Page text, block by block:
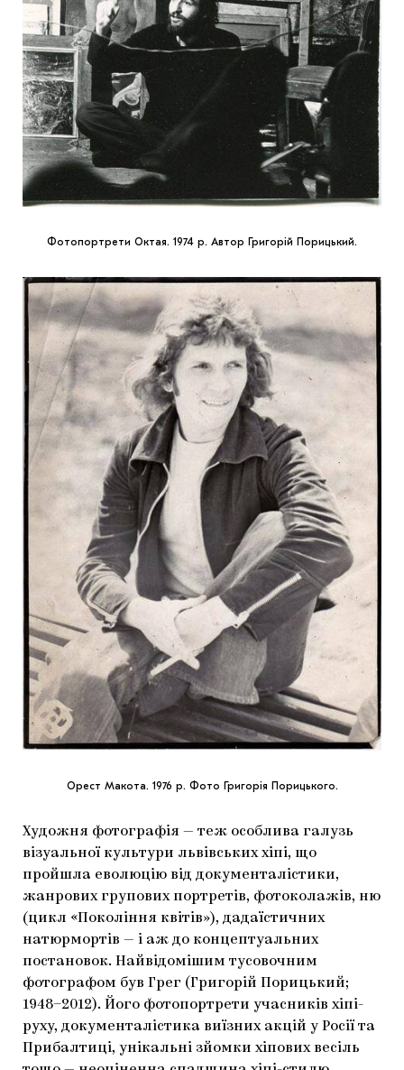
Фотопортрети Октая. 1974 р. Автор Григорій Порицький.
Орест Макота. 1976 р. Фото Григорія Порицького.
Художня фотографія — теж особлива галузь
візуальної культури львівських хіпі, що
пройшла еволюцію від документалістики,
жанрових групових портретів, фотоколажів, ню
(цикл «Покоління квітів»), дадаїстичних
натюрмортів — і аж до концептуальних
постановок. Найвідомішим тусовочним
фотографом був Грег (Григорій Порицький;
1948–2012). Його фотопортрети учасників хіпі-
руху, документалістика виїзних акцій у Росії та
Прибалтиці, унікальні зйомки хіпових весіль